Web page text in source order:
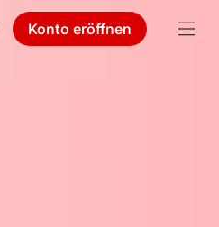
Konto eröffnen